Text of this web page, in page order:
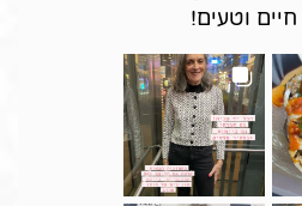
חיים וטעים!